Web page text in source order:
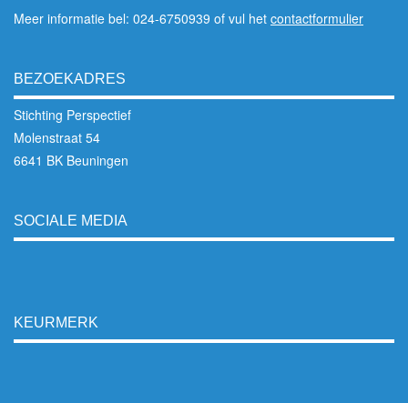
Meer informatie bel: 024-6750939 of vul het contactformulier
BEZOEKADRES
Stichting Perspectief
Molenstraat 54
6641 BK Beuningen
SOCIALE MEDIA
KEURMERK